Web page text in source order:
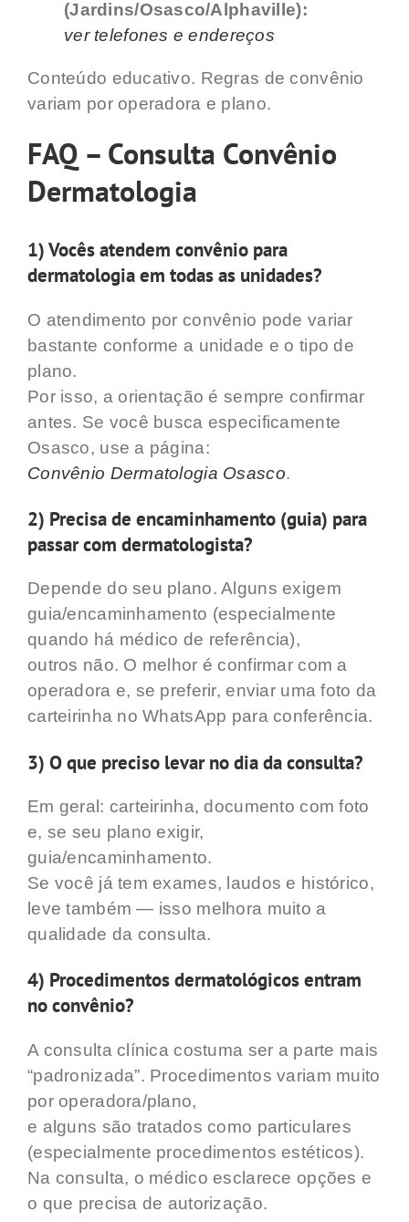
(Jardins/Osasco/Alphaville):
ver telefones e endereços
Conteúdo educativo. Regras de convênio
variam por operadora e plano.
FAQ – Consulta Convênio
Dermatologia
1) Vocês atendem convênio para
dermatologia em todas as unidades?
O atendimento por convênio pode variar
bastante conforme a unidade e o tipo de
plano.
Por isso, a orientação é sempre confirmar
antes. Se você busca especificamente
Osasco, use a página:
Convênio Dermatologia Osasco.
2) Precisa de encaminhamento (guia) para
passar com dermatologista?
Depende do seu plano. Alguns exigem
guia/encaminhamento (especialmente
quando há médico de referência),
outros não. O melhor é confirmar com a
operadora e, se preferir, enviar uma foto da
carteirinha no WhatsApp para conferência.
3) O que preciso levar no dia da consulta?
Em geral: carteirinha, documento com foto
e, se seu plano exigir,
guia/encaminhamento.
Se você já tem exames, laudos e histórico,
leve também — isso melhora muito a
qualidade da consulta.
4) Procedimentos dermatológicos entram
no convênio?
A consulta clínica costuma ser a parte mais
“padronizada”. Procedimentos variam muito
por operadora/plano,
e alguns são tratados como particulares
(especialmente procedimentos estéticos).
Na consulta, o médico esclarece opções e
o que precisa de autorização.